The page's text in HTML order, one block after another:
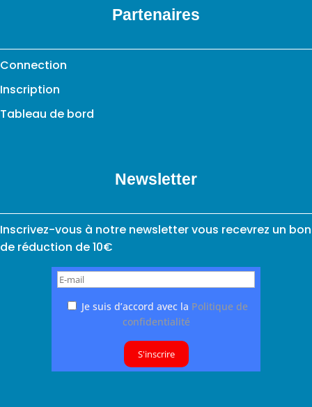
Partenaires
Connection
Inscription
Tableau de bord
Newsletter
Inscrivez-vous à notre newsletter vous recevrez un bon
de réduction de 10€
Je suis d’accord avec la Politique de
confidentialité
S'inscrire